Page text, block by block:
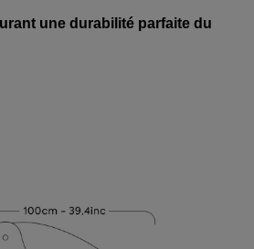
une durabilité parfaite du